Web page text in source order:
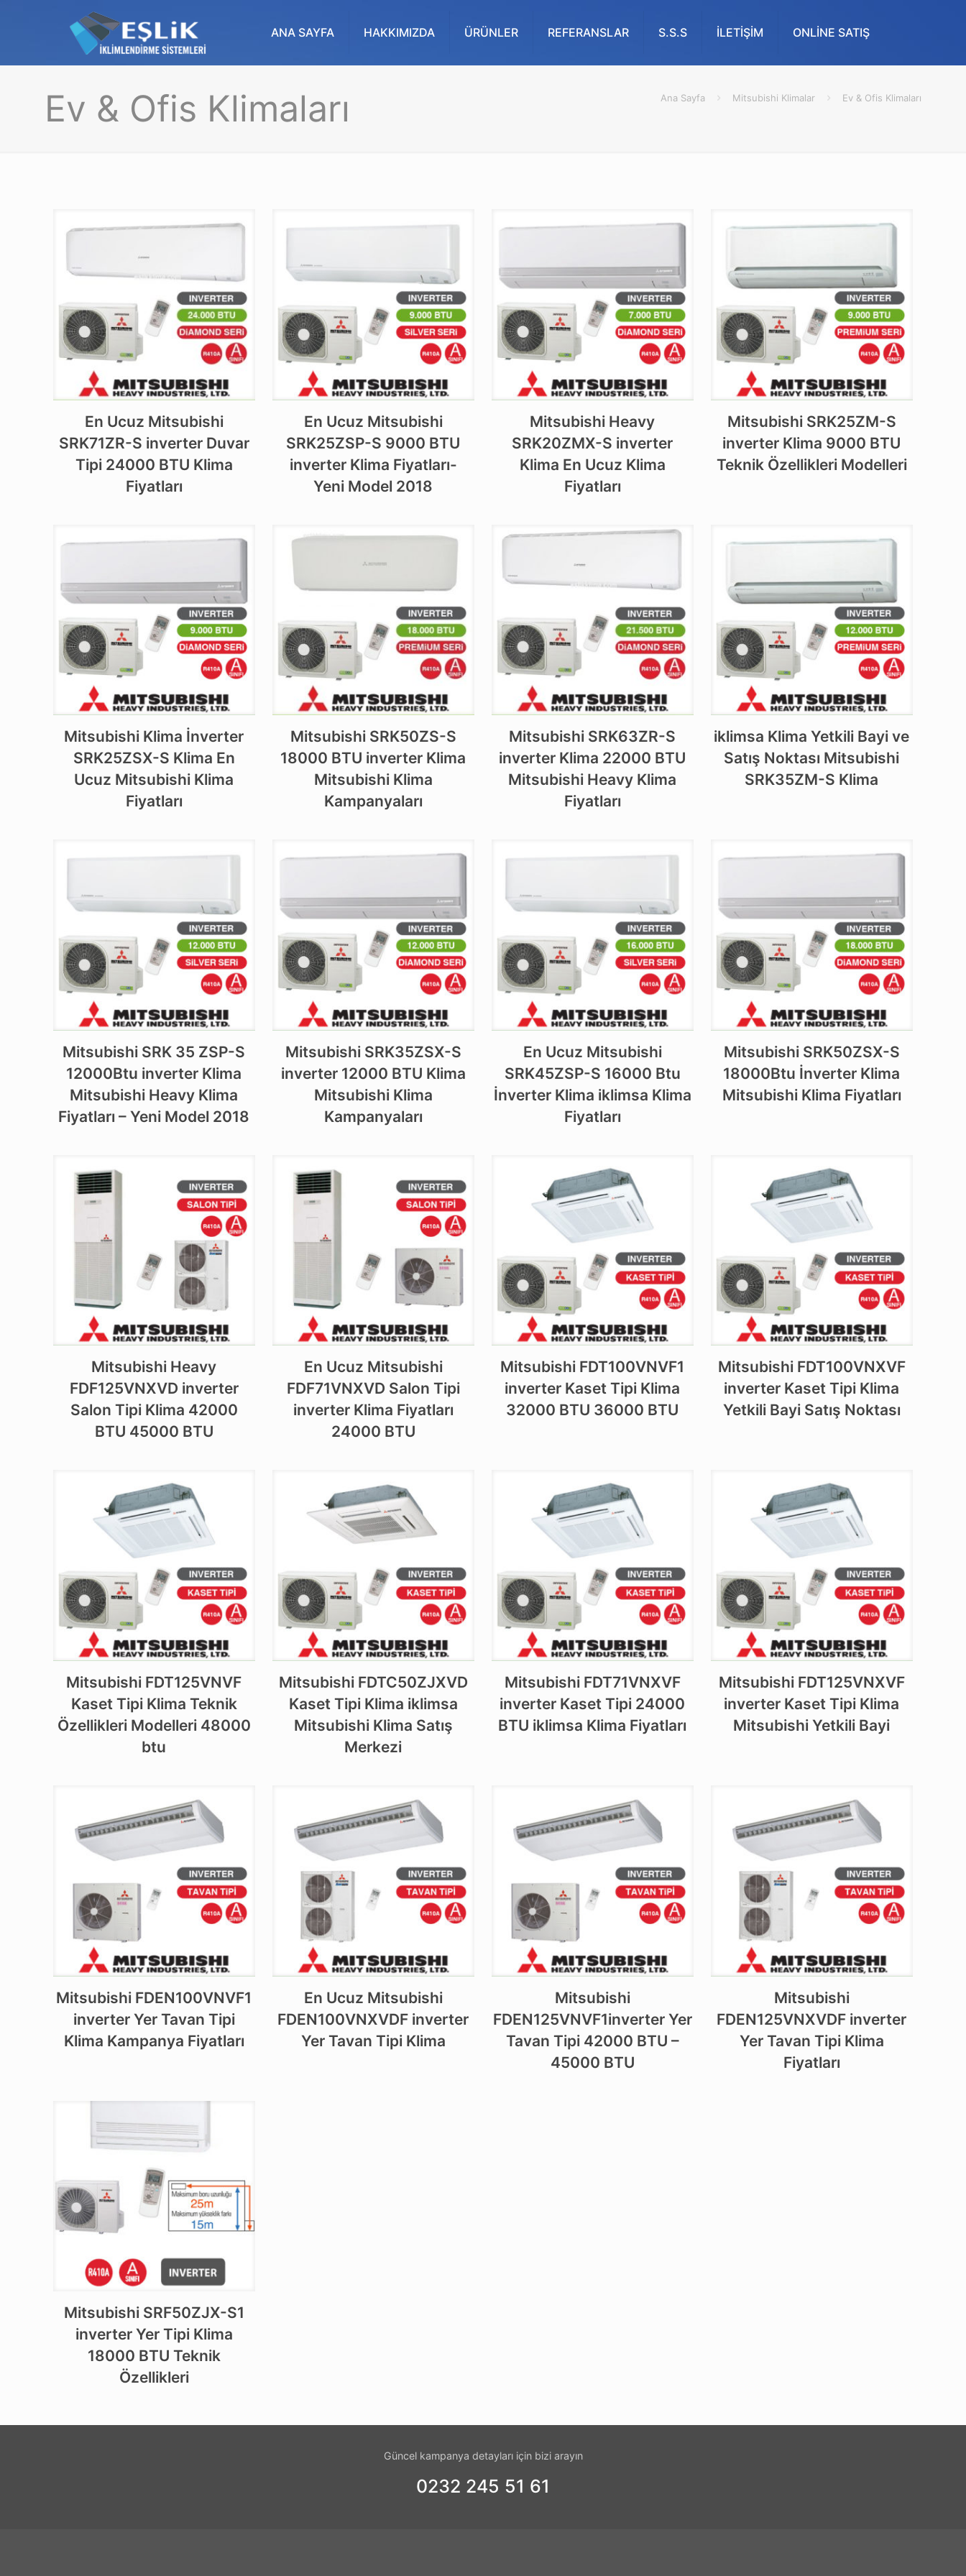
ANA SAYFA HAKKIMIZDA ÜRÜNLER REFERANSLAR S.S.S İLETİŞİM ONLİNE SATIŞ
Ev & Ofis Klimaları Ana Sayfa Mitsubishi Klimalar Ev & Ofis Klimaları
En Ucuz Mitsubishi
SRK71ZR-S inverter Duvar
Tipi 24000 BTU Klima
Fiyatları
En Ucuz Mitsubishi
SRK25ZSP-S 9000 BTU
inverter Klima Fiyatları-
Yeni Model 2018
Mitsubishi Heavy
SRK20ZMX-S inverter
Klima En Ucuz Klima
Fiyatları
Mitsubishi SRK25ZM-S
inverter Klima 9000 BTU
Teknik Özellikleri Modelleri
Mitsubishi Klima İnverter
SRK25ZSX-S Klima En
Ucuz Mitsubishi Klima
Fiyatları
Mitsubishi SRK50ZS-S
18000 BTU inverter Klima
Mitsubishi Klima
Kampanyaları
Mitsubishi SRK63ZR-S
inverter Klima 22000 BTU
Mitsubishi Heavy Klima
Fiyatları
iklimsa Klima Yetkili Bayi ve
Satış Noktası Mitsubishi
SRK35ZM-S Klima
Mitsubishi SRK 35 ZSP-S
12000Btu inverter Klima
Mitsubishi Heavy Klima
Fiyatları – Yeni Model 2018
Mitsubishi SRK35ZSX-S
inverter 12000 BTU Klima
Mitsubishi Klima
Kampanyaları
En Ucuz Mitsubishi
SRK45ZSP-S 16000 Btu
İnverter Klima iklimsa Klima
Fiyatları
Mitsubishi SRK50ZSX-S
18000Btu İnverter Klima
Mitsubishi Klima Fiyatları
Mitsubishi Heavy
FDF125VNXVD inverter
Salon Tipi Klima 42000
BTU 45000 BTU
En Ucuz Mitsubishi
FDF71VNXVD Salon Tipi
inverter Klima Fiyatları
24000 BTU
Mitsubishi FDT100VNVF1
inverter Kaset Tipi Klima
32000 BTU 36000 BTU
Mitsubishi FDT100VNXVF
inverter Kaset Tipi Klima
Yetkili Bayi Satış Noktası
Mitsubishi FDT125VNVF
Kaset Tipi Klima Teknik
Özellikleri Modelleri 48000
btu
Mitsubishi FDTC50ZJXVD
Kaset Tipi Klima iklimsa
Mitsubishi Klima Satış
Merkezi
Mitsubishi FDT71VNXVF
inverter Kaset Tipi 24000
BTU iklimsa Klima Fiyatları
Mitsubishi FDT125VNXVF
inverter Kaset Tipi Klima
Mitsubishi Yetkili Bayi
Mitsubishi FDEN100VNVF1
inverter Yer Tavan Tipi
Klima Kampanya Fiyatları
En Ucuz Mitsubishi
FDEN100VNXVDF inverter
Yer Tavan Tipi Klima
Mitsubishi
FDEN125VNVF1inverter Yer
Tavan Tipi 42000 BTU –
45000 BTU
Mitsubishi
FDEN125VNXVDF inverter
Yer Tavan Tipi Klima
Fiyatları
Mitsubishi SRF50ZJX-S1
inverter Yer Tipi Klima
18000 BTU Teknik
Özellikleri
Güncel kampanya detayları için bizi arayın
0232 245 51 61